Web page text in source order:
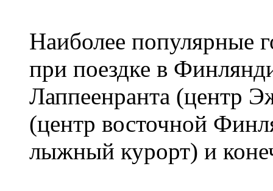
Наиболее популярные
при поездке в
Лаппеенранта (центр
(центр восточной
лыжный курорт) и